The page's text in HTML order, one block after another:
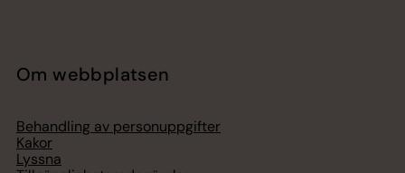
Om webbplatsen
Behandling av personuppgifter
Kakor
Lyssna